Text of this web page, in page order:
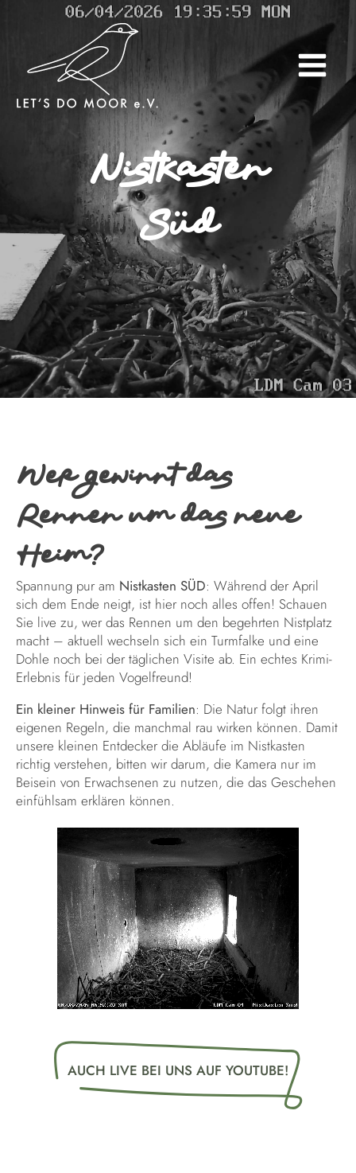
Nistkasten
Süd
Wer gewinnt das
Rennen um das neue
Heim?
Spannung pur am Nistkasten SÜD: Während der April
sich dem Ende neigt, ist hier noch alles offen! Schauen
Sie live zu, wer das Rennen um den begehrten Nistplatz
macht – aktuell wechseln sich ein Turmfalke und eine
Dohle noch bei der täglichen Visite ab. Ein echtes Krimi-
Erlebnis für jeden Vogelfreund!
Ein kleiner Hinweis für Familien: Die Natur folgt ihren
eigenen Regeln, die manchmal rau wirken können. Damit
unsere kleinen Entdecker die Abläufe im Nistkasten
richtig verstehen, bitten wir darum, die Kamera nur im
Beisein von Erwachsenen zu nutzen, die das Geschehen
einfühlsam erklären können.
AUCH LIVE BEI UNS AUF YOUTUBE!